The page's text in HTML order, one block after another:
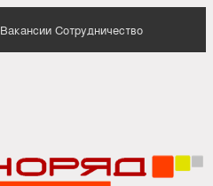
Вакансии Сотрудничество